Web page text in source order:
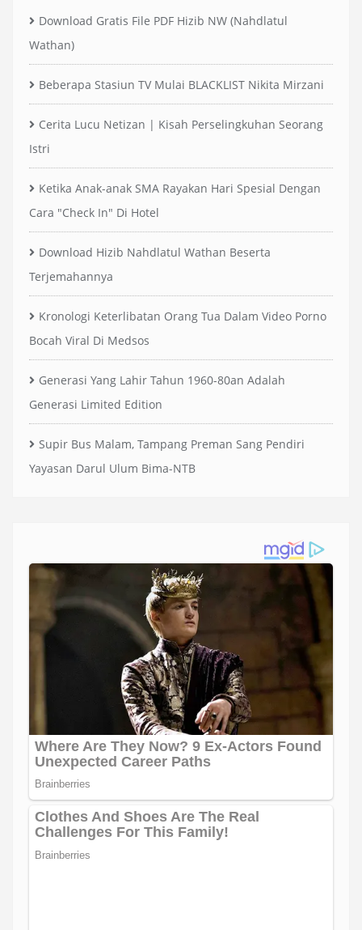
Download Gratis File PDF Hizib NW (Nahdlatul
Wathan)
Beberapa Stasiun TV Mulai BLACKLIST Nikita Mirzani
Cerita Lucu Netizan | Kisah Perselingkuhan Seorang
Istri
Ketika Anak-anak SMA Rayakan Hari Spesial Dengan
Cara "Check In" Di Hotel
Download Hizib Nahdlatul Wathan Beserta
Terjemahannya
Kronologi Keterlibatan Orang Tua Dalam Video Porno
Bocah Viral Di Medsos
Generasi Yang Lahir Tahun 1960-80an Adalah
Generasi Limited Edition
Supir Bus Malam, Tampang Preman Sang Pendiri
Yayasan Darul Ulum Bima-NTB